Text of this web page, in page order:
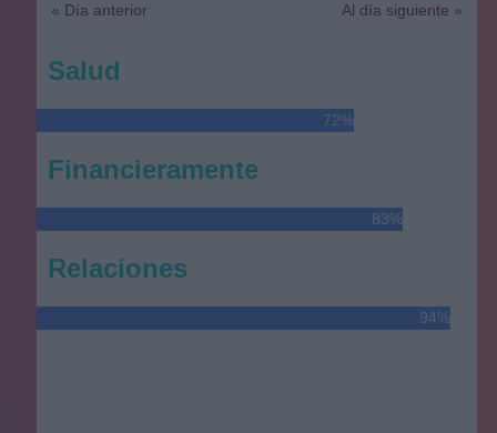
« Día anterior Al día siguiente »
Salud
72%
Financieramente
83%
Relaciones
94%